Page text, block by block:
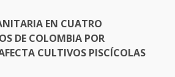
EN CUATRO
DE COLOMBIA POR
CULTIVOS PISCÍCOLAS